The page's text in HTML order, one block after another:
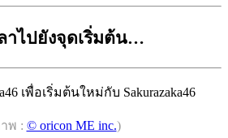
าไปยังจุดเริ่มต้น…
พ : © oricon ME inc.)